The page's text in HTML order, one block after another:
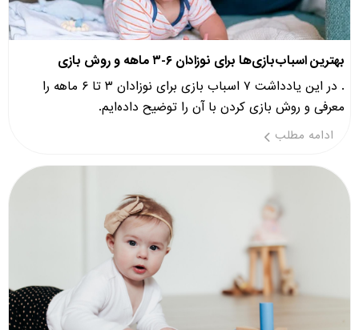
بهترین اسباب‌بازی‌ها برای نوزادان ۶-۳ ماهه و روش بازی
. در این یادداشت ۷ اسباب بازی برای نوزادان ۳ تا ۶ ماهه را
معرفی و روش بازی کردن با آن را توضیح داده‌ایم.
ادامه مطلب